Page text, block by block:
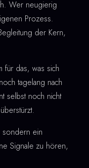
Wer neugierig
Prozess.
der Kern,
für das, was sich
tagelang nach
selbst noch nicht
ein
Signale zu hören,